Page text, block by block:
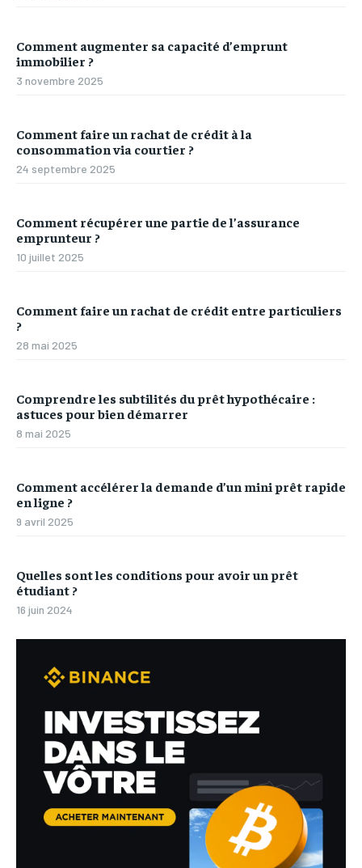
Comment augmenter sa capacité d’emprunt
immobilier ?
3 novembre 2025
Comment faire un rachat de crédit à la
consommation via courtier ?
24 septembre 2025
Comment récupérer une partie de l’assurance
emprunteur ?
10 juillet 2025
Comment faire un rachat de crédit entre particuliers
?
28 mai 2025
Comprendre les subtilités du prêt hypothécaire :
astuces pour bien démarrer
8 mai 2025
Comment accélérer la demande d’un mini prêt rapide
en ligne ?
9 avril 2025
Quelles sont les conditions pour avoir un prêt
étudiant ?
16 juin 2024